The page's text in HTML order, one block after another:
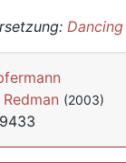
(2003)